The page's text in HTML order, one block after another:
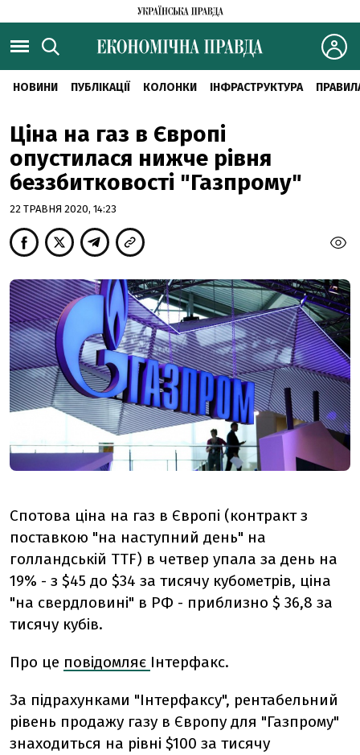
НОВИНИ ПУБЛІКАЦІЇ КОЛОНКИ ІНФРАСТРУКТУРА
Ціна на газ в Європі
опустилася нижче рівня
беззбитковості "Газпрому"
22 ТРАВНЯ 2020, 14:23
Спотова ціна на газ в Європі (контракт з
поставкою "на наступний день" на
голландській TTF) в четвер упала за день на
19% - з $45 до $34 за тисячу кубометрів, ціна
"на свердловині" в РФ - приблизно $ 36,8 за
тисячу кубів.
Про це повідомляє Інтерфакс.
За підрахунками "Інтерфаксу", рентабельний
рівень продажу газу в Європу для "Газпрому"
знаходиться на рівні $100 за тисячу